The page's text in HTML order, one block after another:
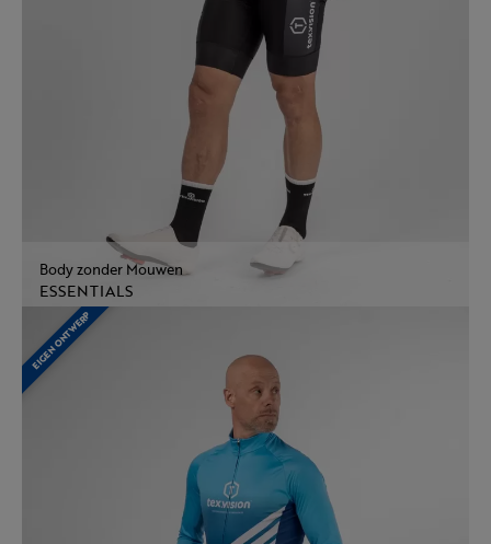
Body zonder Mouwen
ESSENTIALS
EIGEN ONTWERP